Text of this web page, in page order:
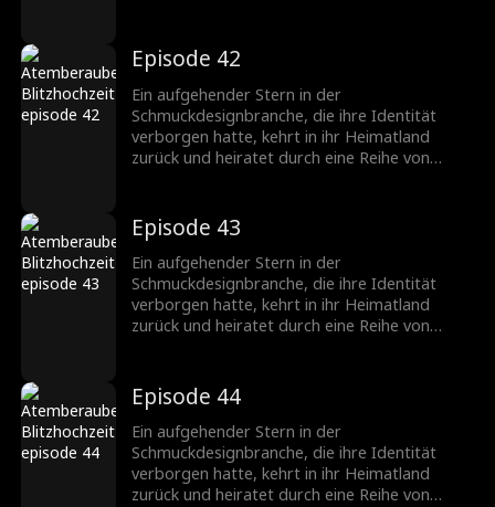
verschiedene Hindernisse überwunden haben,
wächst ihre Zuneigung zueinander, und sie
werden ein gefeiertes Paar in der
Schmuckbranche.
Episode 42
Ein aufgehender Stern in der
Schmuckdesignbranche, die ihre Identität
verborgen hatte, kehrt in ihr Heimatland
zurück und heiratet durch eine Reihe von
verschiedene Hindernisse überwunden haben,
wächst ihre Zuneigung zueinander, und sie
werden ein gefeiertes Paar in der
Schmuckbranche.
Episode 43
Ein aufgehender Stern in der
Schmuckdesignbranche, die ihre Identität
verborgen hatte, kehrt in ihr Heimatland
zurück und heiratet durch eine Reihe von
verschiedene Hindernisse überwunden haben,
wächst ihre Zuneigung zueinander, und sie
werden ein gefeiertes Paar in der
Schmuckbranche.
Episode 44
Ein aufgehender Stern in der
Schmuckdesignbranche, die ihre Identität
verborgen hatte, kehrt in ihr Heimatland
zurück und heiratet durch eine Reihe von